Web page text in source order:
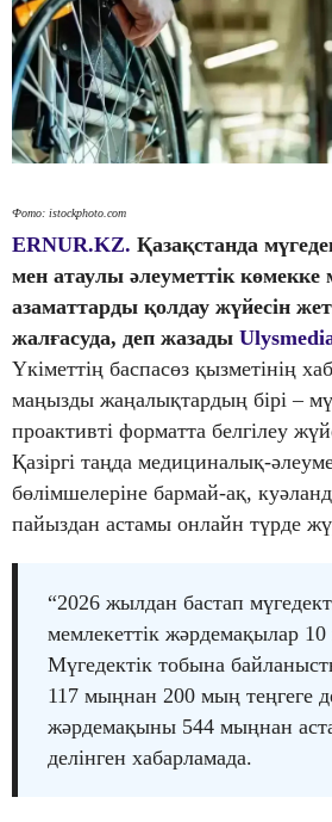
Фото: istockphoto.com
ERNUR.KZ. Қазақстанда
мен атаулы әлеуметтік көмекке
азаматтарды қолдау жүйесін
жалғасуда, деп жазады
Үкіметтің баспасөз қызметінің
маңызды жаңалықтардың бірі –
проактивті форматта белгілеу
Қазіргі таңда медициналық-
бөлімшелеріне бармай-ақ,
пайыздан астамы онлайн түрде
“2026 жылдан бастап
мемлекеттік жәрдемақылар
Мүгедектік тобына
117 мыңнан 200 мың теңгеге
жәрдемақыны 544 мыңнан
делінген хабарламада.